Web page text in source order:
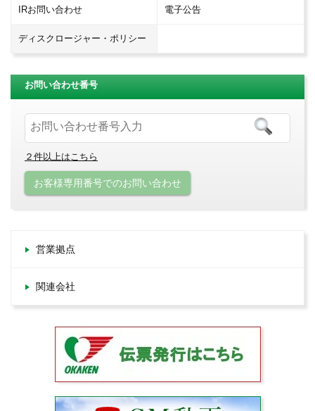
IRお問い合わせ 電子公告
ディスクロージャー・ポリシー
お問い合わせ番号
２件以上はこちら
お客様専用番号でのお問い合わせ
営業拠点
関連会社